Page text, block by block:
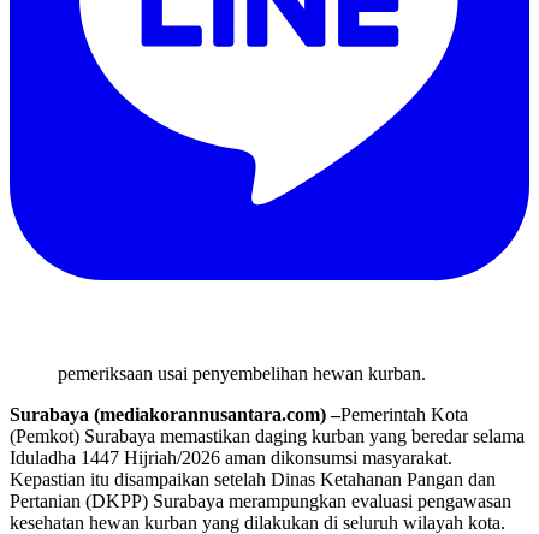
pemeriksaan usai penyembelihan hewan kurban.
Surabaya (mediakorannusantara.com) –Pemerintah Kota
(Pemkot) Surabaya memastikan daging kurban yang beredar selama
Iduladha 1447 Hijriah/2026 aman dikonsumsi masyarakat.
Kepastian itu disampaikan setelah Dinas Ketahanan Pangan dan
Pertanian (DKPP) Surabaya merampungkan evaluasi pengawasan
kesehatan hewan kurban yang dilakukan di seluruh wilayah kota.